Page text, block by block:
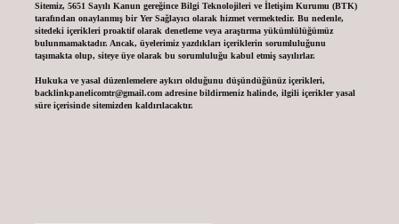
Sitemiz, 5651 Sayılı Kanun gereğince Bilgi Teknolojileri ve İletişim Kurumu (BTK)
tarafından onaylanmış bir Yer Sağlayıcı olarak hizmet vermektedir. Bu nedenle,
sitedeki içerikleri proaktif olarak denetleme veya araştırma yükümlülüğümüz
bulunmamaktadır. Ancak, üyelerimiz yazdıkları içeriklerin sorumluluğunu
taşımakta olup, siteye üye olarak bu sorumluluğu kabul etmiş sayılırlar.
Hukuka ve yasal düzenlemelere aykırı olduğunu düşündüğünüz içerikleri,
backlinkpanelicomtr@gmail.comadresine bildirmeniz halinde, ilgili içerikler yasal
süre içerisinde sitemizden kaldırılacaktır.